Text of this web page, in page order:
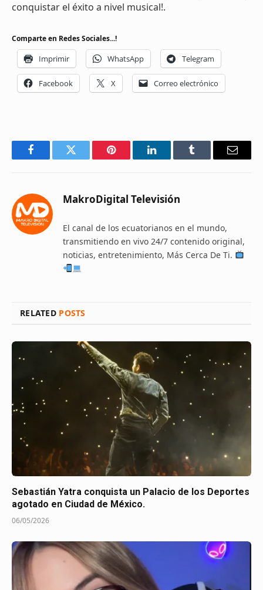
conquistar el éxito a nivel musical!.
Comparte en Redes Sociales...!
Imprimir WhatsApp Telegram
Facebook X Correo electrónico
FacebookTwitter Pinterest LinkedInTumblr Email
MakroDigital Televisión
El canal de los ecuatorianos en el mundo,
transmitiendo en vivo 24/7 contenido original,
noticias, entretenimiento, Más Cerca De Ti.
RELATED POSTS
Sebastián Yatra conquista un Palacio de los Deportes
agotado en Ciudad de México.
06/05/2026